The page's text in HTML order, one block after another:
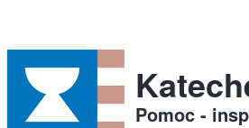
Sekundární
Pomoc -